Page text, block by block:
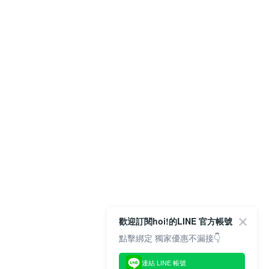
歡迎訂閱hoi!的LINE 官方帳號
點擊綁定 獨家優惠不漏接👇
連結 LINE 帳號